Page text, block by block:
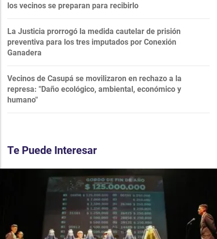
los vecinos se preparan para recibirlo
La Justicia prorrogó la medida cautelar de prisión
preventiva para los tres imputados por Conexión
Ganadera
Vecinos de Casupá se movilizaron en rechazo a la
represa: "Daño ecológico, ambiental, económico y
humano"
Te Puede Interesar